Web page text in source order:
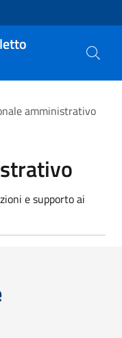
amministrativo
e supporto ai